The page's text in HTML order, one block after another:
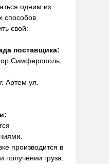
одним из
способов
свой:
поставщика:
Артем ул.
производится в
груза.